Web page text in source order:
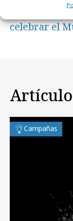
IKEA crea
celebrar el
Campañas